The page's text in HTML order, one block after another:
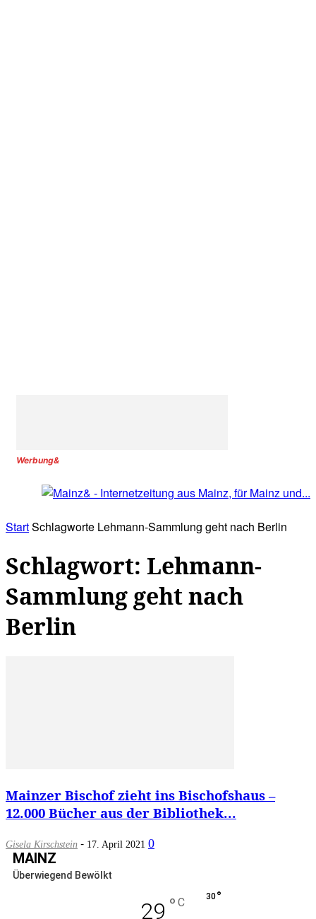
Werbung&
StartSchlagworte Lehmann-Sammlung geht nach Berlin
Schlagwort: Lehmann-
Sammlung geht nach
Berlin
Mainzer Bischof zieht ins Bischofshaus –
12.000 Bücher aus der Bibliothek...
Gisela Kirschstein - 17. April 2021 0
MAINZ
Überwiegend Bewölkt
29 ° C 30°